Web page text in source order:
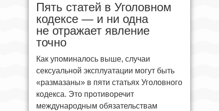
Пять статей в Уголовном
кодексе — и ни одна
не отражает явление
точно
Как упоминалось выше, случаи
сексуальной эксплуатации могут быть
«размазаны» в пяти статьях Уголовного
кодекса. Это противоречит
международным обязательствам